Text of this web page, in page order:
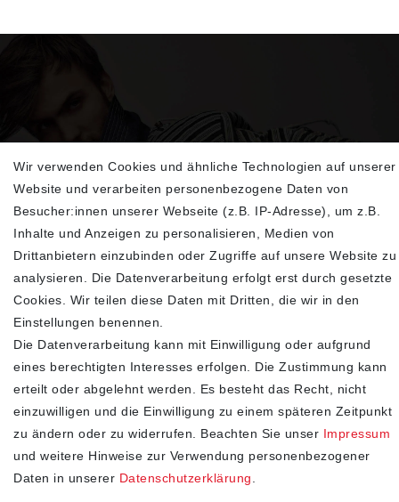
Sehen Sie sich unsere neu eingetroffenen
Highlights an
SHOP
Impressum
Daten­schutz­erklärung
Wir verwenden Cookies und ähnliche Technologien auf unserer
Website und verarbeiten personenbezogene Daten von
Besucher:innen unserer Webseite (z.B. IP-Adresse), um z.B.
Inhalte und Anzeigen zu personalisieren, Medien von
Drittanbietern einzubinden oder Zugriffe auf unsere Website zu
analysieren. Die Datenverarbeitung erfolgt erst durch gesetzte
Cookies. Wir teilen diese Daten mit Dritten, die wir in den
Einstellungen benennen.
Die Datenverarbeitung kann mit Einwilligung oder aufgrund
eines berechtigten Interesses erfolgen. Die Zustimmung kann
erteilt oder abgelehnt werden. Es besteht das Recht, nicht
einzuwilligen und die Einwilligung zu einem späteren Zeitpunkt
zu ändern oder zu widerrufen. Beachten Sie unser Impressum
und weitere Hinweise zur Verwendung personenbezogener
Daten in unserer Daten­schutz­erklärung